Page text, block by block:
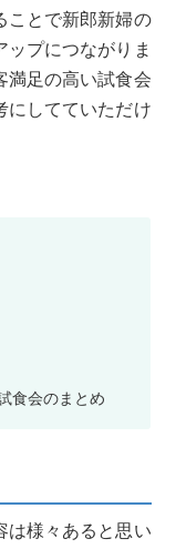
ことで新郎新婦の
プにつながりま
満足の高い試食会
にしてていただけ
食会のまとめ
は様々あると思い